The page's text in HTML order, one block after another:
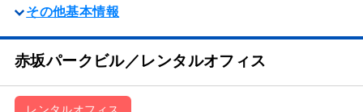
その他基本情報
赤坂パークビル／レンタルオフィス